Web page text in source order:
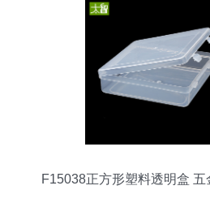
F15038正方形塑料透明盒